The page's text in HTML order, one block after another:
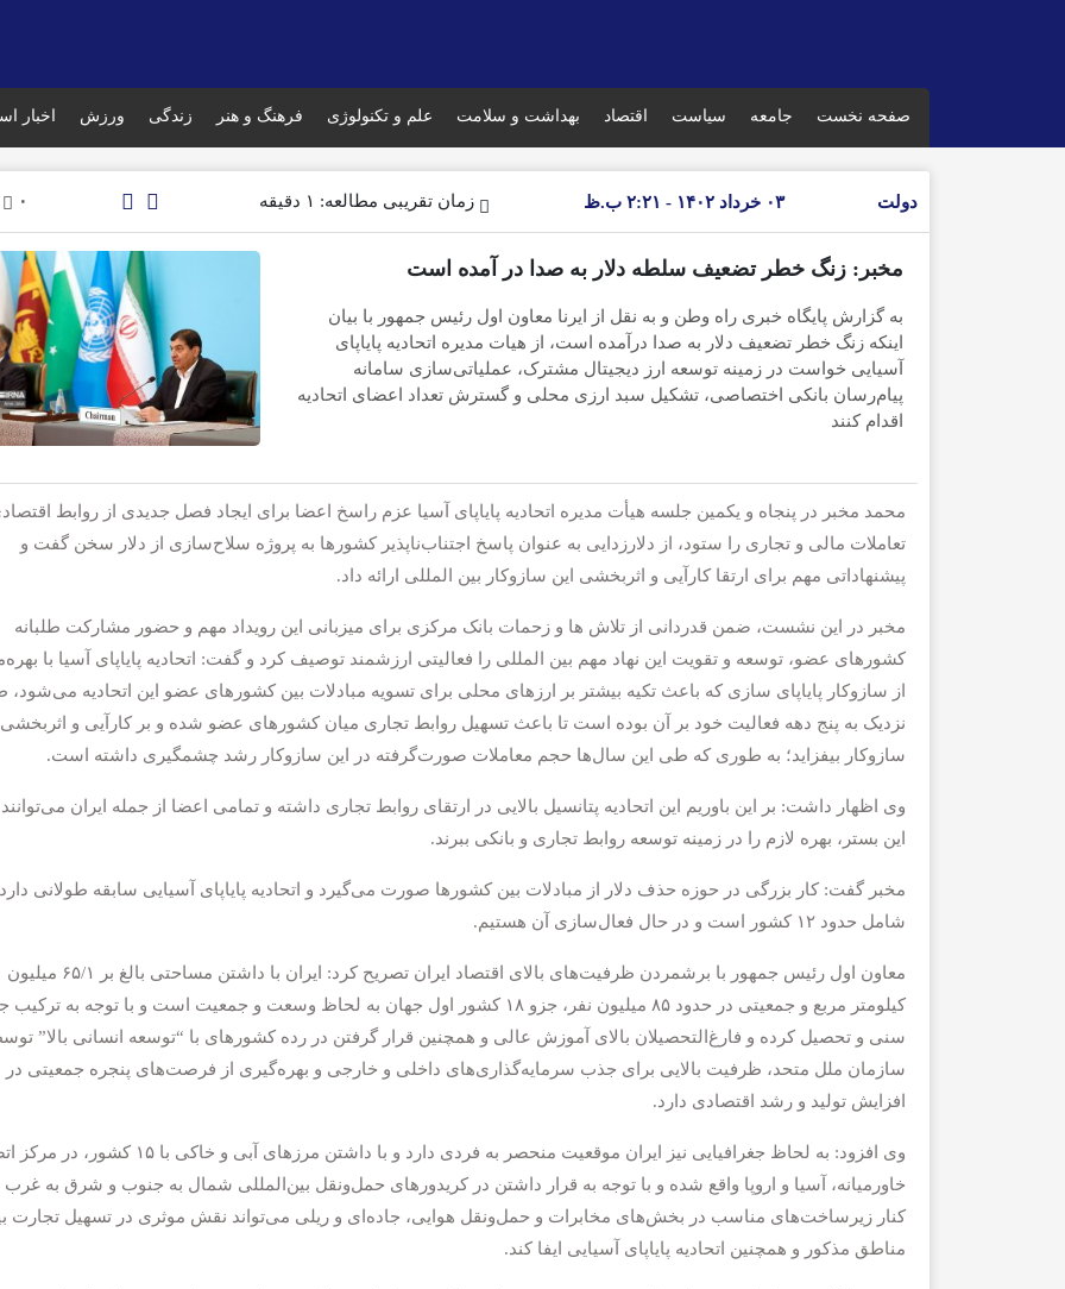
صفحه نخست جامعه سیاست اقتصاد بهداشت و سلامت علم و تکنولوژی فرهنگ و هنر زندگی ورزش اخبار
دولت ۰۳ خرداد ۱۴۰۲ - ۲:۲۱ ب.ظ زمان تقریبی مطالعه: ۱ دقیقه ۰
مخبر: زنگ خطر تضعیف سلطه دلار به صدا در آمده است
به گزارش پایگاه خبری راه وطن و به نقل از ایرنا معاون اول رئیس جمهور با بیان
اینکه زنگ خطر تضعیف دلار به صدا درآمده است، از هیات مدیره اتحادیه پایاپای
آسیایی خواست در زمینه توسعه ارز دیجیتال مشترک، عملیاتی‌سازی سامانه
پیام‌رسان بانکی اختصاصی، تشکیل سبد ارزی محلی و گسترش تعداد اعضای اتحادیه
اقدام کنند
محمد مخبر در پنجاه و یکمین جلسه هیأت مدیره اتحادیه پایاپای آسیا عزم راسخ اعضا برای ایجاد فصل جدیدی از روابط
تعاملات مالی و تجاری را ستود، از دلارزدایی به عنوان پاسخ اجتناب‌ناپذیر کشورها به پروژه سلاح‌سازی از دلار سخن گفت و
پیشنهاداتی مهم برای ارتقا کارآیی و اثربخشی این سازوکار بین المللی ارائه داد.
مخبر در این نشست، ضمن قدردانی از تلاش ها و زحمات بانک مرکزی برای میزبانی این رویداد مهم و حضور مشارکت طلبانه
کشورهای عضو، توسعه و تقویت این نهاد مهم بین المللی را فعالیتی ارزشمند توصیف کرد و گفت: اتحادیه پایاپای آسیا با
از سازوکار پایاپای سازی که باعث تکیه بیشتر بر ارزهای محلی برای تسویه مبادلات بین کشورهای عضو این اتحادیه
نزدیک به پنج دهه فعالیت خود بر آن بوده است تا باعث تسهیل روابط تجاری میان کشورهای عضو شده و بر کارآیی و اثربخشی
سازوکار بیفزاید؛ به طوری که طی این سال‌ها حجم معاملات صورت‌گرفته در این سازوکار رشد چشمگیری داشته است.
وی اظهار داشت: بر این باوریم این اتحادیه پتانسیل بالایی در ارتقای روابط تجاری داشته و تمامی اعضا از جمله ایران می‌توانند
این بستر، بهره لازم را در زمینه توسعه روابط تجاری و بانکی ببرند.
مخبر گفت: کار بزرگی در حوزه حذف دلار از مبادلات بین کشورها صورت می‌گیرد و اتحادیه پایاپای آسیایی سابقه طولانی
شامل حدود ۱۲ کشور است و در حال فعال‌سازی آن هستیم.
معاون اول رئیس جمهور با برشمردن ظرفیت‌های بالای اقتصاد ایران تصریح کرد: ایران با داشتن مساحتی بالغ بر ۶۵/۱ میلیون
کیلومتر مربع و جمعیتی در حدود ۸۵ میلیون نفر، جزو ۱۸ کشور اول جهان به لحاظ وسعت و جمعیت است و با توجه به
سنی و تحصیل کرده و فارغ‌التحصیلان بالای آموزش عالی و همچنین قرار گرفتن در رده کشورهای با “توسعه انسانی بالا”
سازمان ملل متحد، ظرفیت بالایی برای جذب سرمایه‌گذاری‌های داخلی و خارجی و بهره‌گیری از فرصت‌های پنجره جمعیتی در
افزایش تولید و رشد اقتصادی دارد.
وی افزود: به لحاظ جغرافیایی نیز ایران موقعیت منحصر به فردی دارد و با داشتن مرزهای آبی و خاکی
خاورمیانه، آسیا و اروپا واقع شده و با توجه به قرار داشتن در کریدورهای حمل‌ونقل بین‌المللی شمال به جنوب و شرق به غرب
کنار زیرساخت‌های مناسب در بخش‌های مخابرات و حمل‌ونقل هوایی، جاده‌ای و ریلی می‌تواند نقش موثری در تسهیل تجارت
مناطق مذکور و همچنین اتحادیه پایاپای آسیایی ایفا کند.